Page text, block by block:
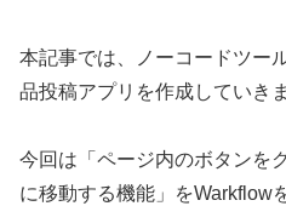
本記事では、ノーコードツー
品投稿アプリを作成していきま
今回は「ページ内のボタンを
に移動する機能」をWarkflow